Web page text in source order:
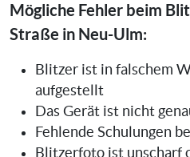
Mögliche Fehler beim
Straße in Neu-Ulm:
Blitzer ist in falschem
aufgestellt
Das Gerät ist nicht
Fehlende Schulungen
Blitzerfoto ist unscharf